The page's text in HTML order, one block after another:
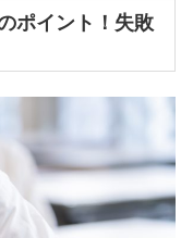
ポイント！失敗